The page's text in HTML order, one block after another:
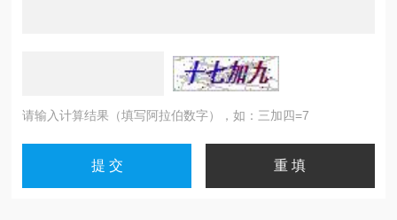
请输入计算结果（填写阿拉伯数字），如：三加四=7